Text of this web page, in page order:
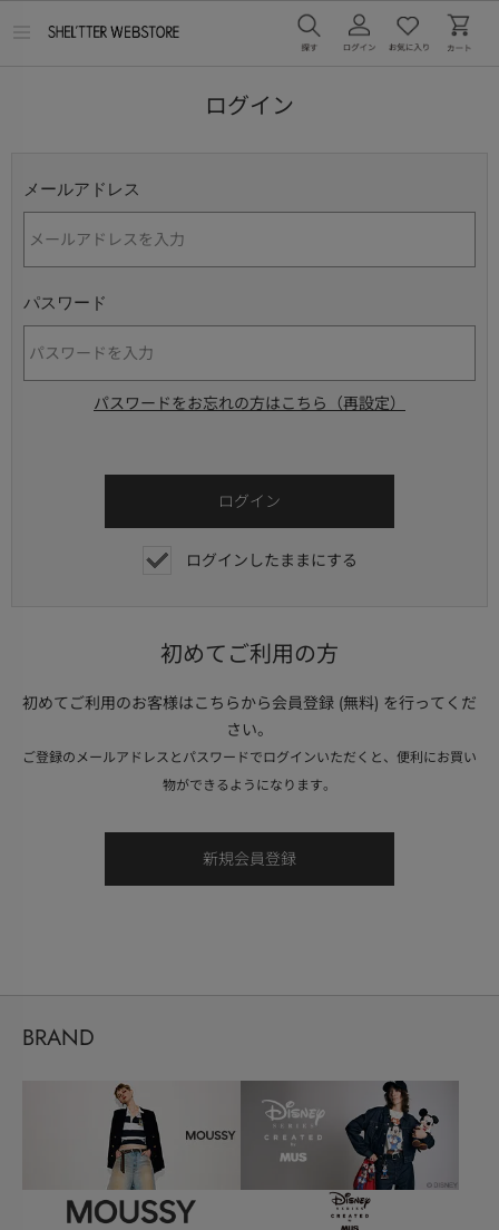
ログイン
メールアドレス
パスワード
パスワードをお忘れの方はこちら（再設定）
ログインしたままにする
初めてご利用の方
初めてご利用のお客様はこちらから会員登録 (無料) を行ってくだ
さい。
ご登録のメールアドレスとパスワードでログインいただくと、便利にお買い
物ができるようになります。
BRAND